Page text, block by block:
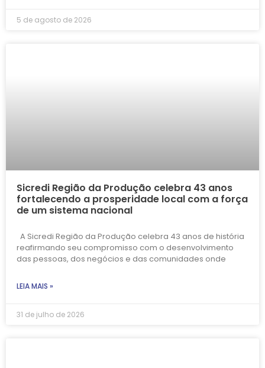
5 de agosto de 2026
Sicredi Região da Produção celebra 43 anos
fortalecendo a prosperidade local com a força
de um sistema nacional
A Sicredi Região da Produção celebra 43 anos de história
reafirmando seu compromisso com o desenvolvimento
das pessoas, dos negócios e das comunidades onde
LEIA MAIS »
31 de julho de 2026